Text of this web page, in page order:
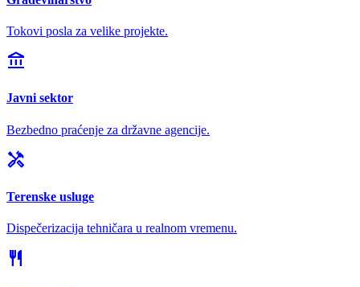
Tokovi posla za velike projekte.
account_balance
Javni sektor
Bezbedno praćenje za državne agencije.
handyman
Terenske usluge
Dispečerizacija tehničara u realnom vremenu.
restaurant